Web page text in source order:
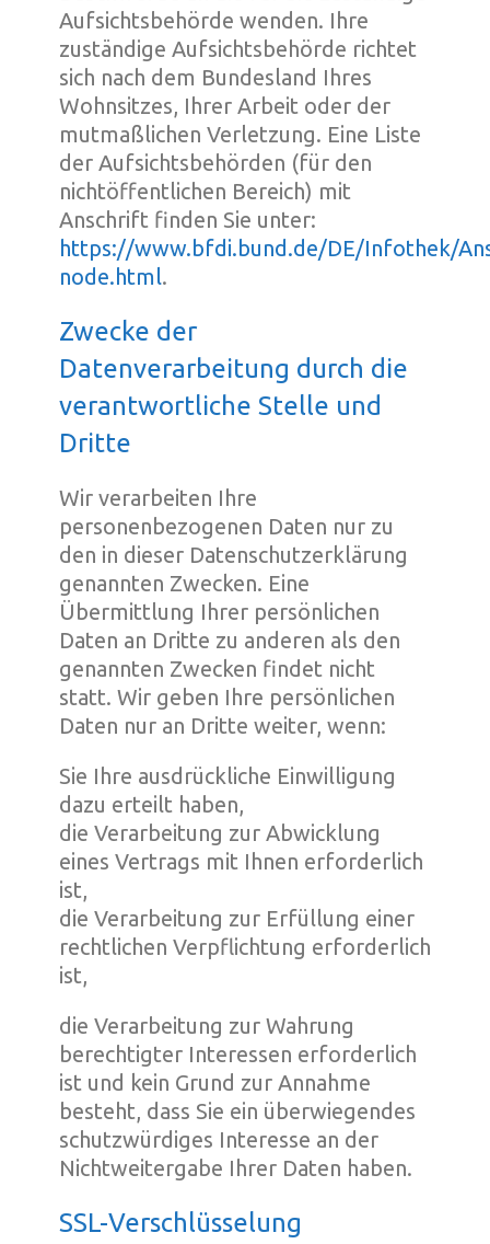
Aufsichtsbehörde wenden. Ihre
zuständige Aufsichtsbehörde richtet
sich nach dem Bundesland Ihres
Wohnsitzes, Ihrer Arbeit oder der
mutmaßlichen Verletzung. Eine Liste
der Aufsichtsbehörden (für den
nichtöffentlichen Bereich) mit
Anschrift finden Sie unter:
https://www.bfdi.bund.de/DE/Infothek/
node.html.
Zwecke der
Datenverarbeitung durch die
verantwortliche Stelle und
Dritte
Wir verarbeiten Ihre
personenbezogenen Daten nur zu
den in dieser Datenschutzerklärung
genannten Zwecken. Eine
Übermittlung Ihrer persönlichen
Daten an Dritte zu anderen als den
genannten Zwecken findet nicht
statt. Wir geben Ihre persönlichen
Daten nur an Dritte weiter, wenn:
Sie Ihre ausdrückliche Einwilligung
dazu erteilt haben,
die Verarbeitung zur Abwicklung
eines Vertrags mit Ihnen erforderlich
ist,
die Verarbeitung zur Erfüllung einer
rechtlichen Verpflichtung erforderlich
ist,
die Verarbeitung zur Wahrung
berechtigter Interessen erforderlich
ist und kein Grund zur Annahme
besteht, dass Sie ein überwiegendes
schutzwürdiges Interesse an der
Nichtweitergabe Ihrer Daten haben.
SSL-Verschlüsselung